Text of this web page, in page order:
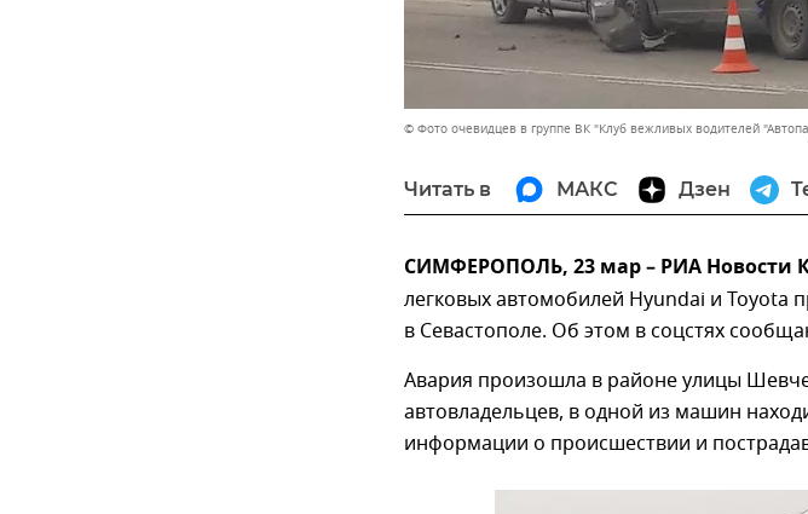
© Фото очевидцев в группе ВК "Клуб вежливых водителей
Читать в МАКС Дзен
СИМФЕРОПОЛЬ, 23 мар – РИА Новости
легковых автомобилей Hyundai и Toyota
в Севастополе. Об этом в соцстях
Авария произошла в районе улицы
автовладельцев, в одной из машин
информации о происшествии и